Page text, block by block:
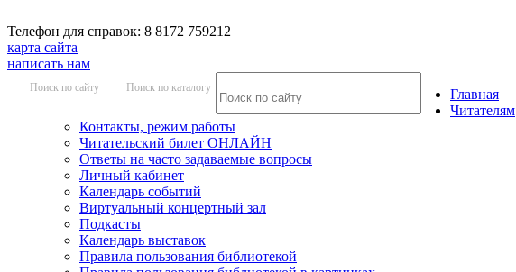
Телефон для справок: 8 8172 759212
карта сайта
написать нам
Поиск по сайту Поиск по каталогу
Главная
Читателям
Контакты, режим работы
Читательский билет ОНЛАЙН
Ответы на часто задаваемые вопросы
Личный кабинет
Календарь событий
Виртуальный концертный зал
Подкасты
Календарь выставок
Правила пользования библиотекой